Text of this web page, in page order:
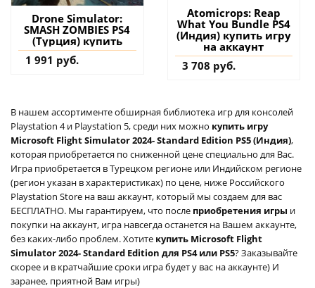
Drone Simulator:
SMASH ZOMBIES PS4
(Турция) купить
1 991 руб.
Atomicrops: Reap
What You Bundle PS4
(Индия) купить игру
на аккаунт
3 708 руб.
В нашем ассортименте обширная библиотека игр для консолей
Playstation 4 и Playstation 5, среди них можно купить игру
Microsoft Flight Simulator 2024- Standard Edition PS5 (Индия),
которая приобретается по сниженной цене специально для Вас.
Игра приобретается в Турецком регионе или Индийском регионе
(регион указан в характеристиках) по цене, ниже Российского
Playstation Store на ваш аккаунт, который мы создаем для вас
БЕСПЛАТНО. Мы гарантируем, что после приобретения игры и
покупки на аккаунт, игра навсегда останется на Вашем аккаунте,
без каких-либо проблем. Хотите купить Microsoft Flight
Simulator 2024- Standard Edition для PS4 или PS5? Заказывайте
скорее и в кратчайшие сроки игра будет у вас на аккаунте) И
заранее, приятной Вам игры)